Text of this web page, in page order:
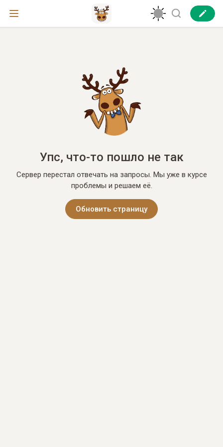
Упс, что-то пошло не так
Сервер перестал отвечать на запросы. Мы уже в курсе
проблемы и решаем её.
Обновить страницу